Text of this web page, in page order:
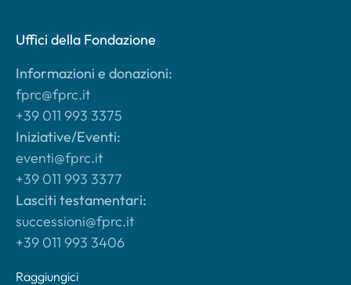
Uffici della Fondazione
Informazioni e donazioni:
fprc@fprc.it
+39 011 993 3375
Iniziative/Eventi:
eventi@fprc.it
+39 011 993 3377
Lasciti testamentari:
successioni@fprc.it
+39 011 993 3406
Raggiungici